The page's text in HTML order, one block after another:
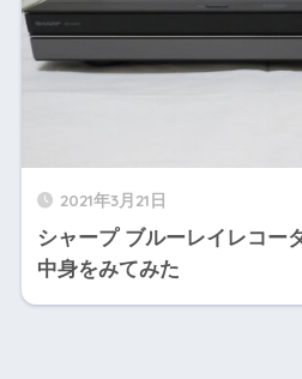
2021年3月21日
シャープ ブルーレイレコー
中身をみてみた